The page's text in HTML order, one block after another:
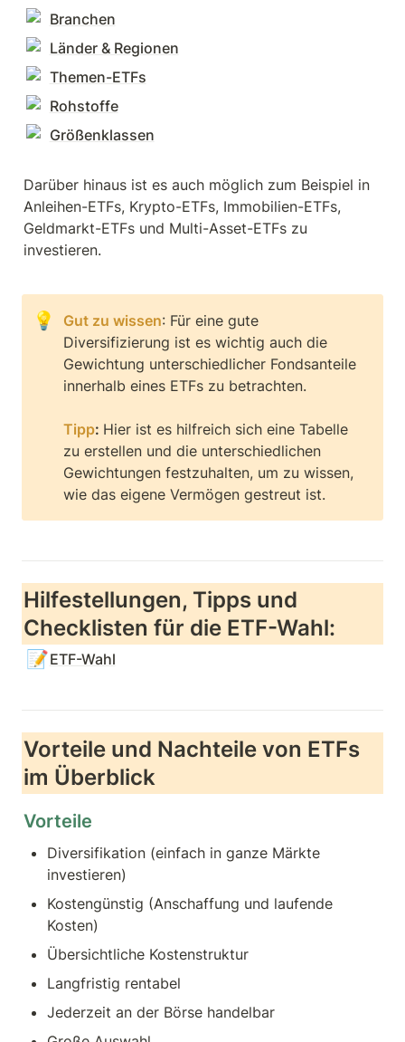
Branchen
Länder & Regionen
Themen-ETFs
Rohstoffe
Größenklassen
Darüber hinaus ist es auch möglich zum Beispiel in
Anleihen-ETFs, Krypto-ETFs, Immobilien-ETFs,
Geldmarkt-ETFs und Multi-Asset-ETFs zu
investieren.
💡 Gut zu wissen: Für eine gute
Diversifizierung ist es wichtig auch die
Gewichtung unterschiedlicher Fondsanteile
innerhalb eines ETFs zu betrachten.
Tipp: Hier ist es hilfreich sich eine Tabelle
zu erstellen und die unterschiedlichen
Gewichtungen festzuhalten, um zu wissen,
wie das eigene Vermögen gestreut ist.
Hilfestellungen, Tipps und
Checklisten für die ETF-Wahl:
📝ETF-Wahl
Vorteile und Nachteile von ETFs
im Überblick
Vorteile
Diversifikation (einfach in ganze Märkte
investieren)
Kostengünstig (Anschaffung und laufende
Kosten)
Übersichtliche Kostenstruktur
Langfristig rentabel
Jederzeit an der Börse handelbar